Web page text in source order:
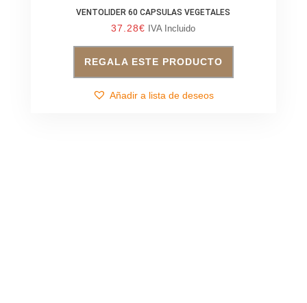
VENTOLIDER 60 CAPSULAS VEGETALES
37.28€ IVA Incluido
REGALA ESTE PRODUCTO
Añadir a lista de deseos